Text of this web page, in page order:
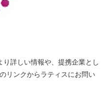
詳しい情報や、提携企業とし
リンクからラティスにお問い